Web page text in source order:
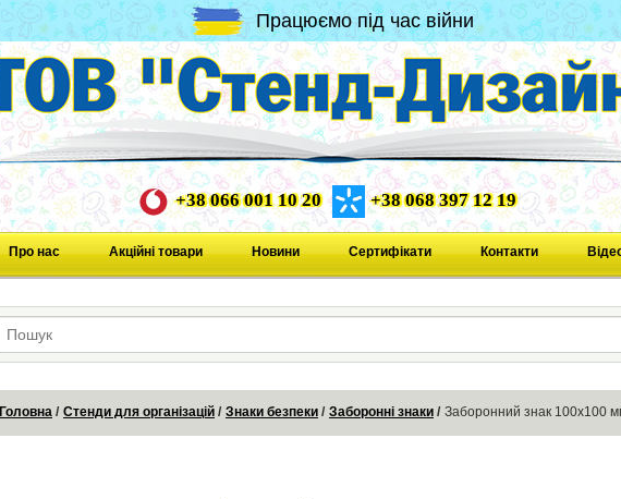
Працюємо під час війни
+38 066 001 10 20 +38 068 397 12 19
Про нас Акційні товари Новини Сертифікати Контакти
Головна Стенди для організацій Знаки безпеки Заборонні знаки Заборонний знак 100х100